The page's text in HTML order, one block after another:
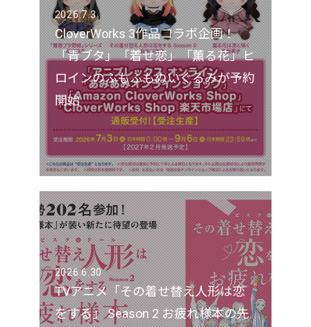
2026.7.3
CloverWorks 3作品コラボ企画！
「青ブタ」「着せ恋」「薫る花」ヒ
ロインのふもふもぬいぐるみが予約
開始
2026.6.30
TVアニメ「その着せ替え人形は恋
をする」 Season 2 お疲れ様本の先